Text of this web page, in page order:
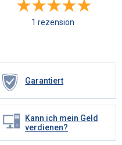
Garantiert
Kann ich mein Geld
verdienen?
1 rezension